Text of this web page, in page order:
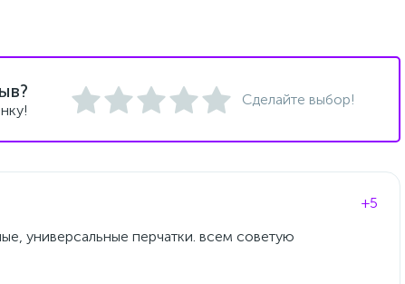
Сделайте выбор!
+5
универсальные перчатки. всем советую